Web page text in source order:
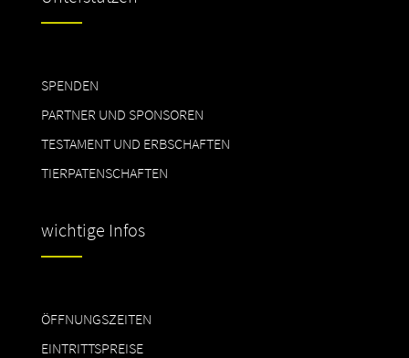
SPENDEN
PARTNER UND SPONSOREN
TESTAMENT UND ERBSCHAFTEN
TIERPATENSCHAFTEN
wichtige Infos
ÖFFNUNGSZEITEN
EINTRITTSPREISE